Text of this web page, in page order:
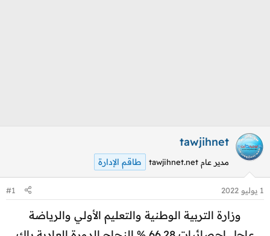
tawjihnet
مدير عام tawjihnet.net طاقم الإدارة
1 يوليو 2022 #1
وزارة التربية الوطنية والتعليم الأولي والرياضة